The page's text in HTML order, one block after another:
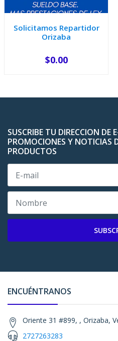
Solicitamos Repartidor
Orizaba
+
$0.00
SUSCRIBE TU DIRECCION DE
PROMOCIONES Y NOTICIAS
PRODUCTOS
ENCUÉNTRANOS
Oriente 31 #899, , Orizaba,
2727263283